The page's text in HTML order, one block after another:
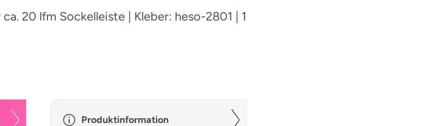
20 lfm Sockelleiste | Kleber: heso-2801 | 1
Produktinformation